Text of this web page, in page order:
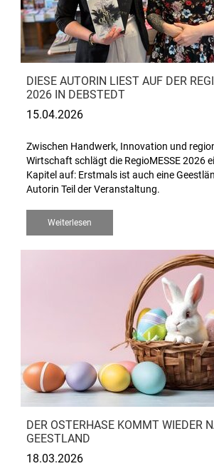
DIESE AUTORIN LIEST AUF DER
2026 IN DEBSTEDT
15.04.2026
Zwischen Handwerk, Innovation und
Wirtschaft schlägt die RegioMESSE 2026
Kapitel auf: Erstmals ist auch eine
Autorin Teil der Veranstaltung.
Weiterlesen
DER OSTERHASE KOMMT WIEDER
GEESTLAND
18.03.2026